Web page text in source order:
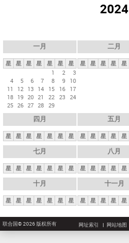
2024
一月
星 星 星 星 星 星
星
1
2
3
4
5 6 7 8 9
10
11
12 13 14 15 16
17
18 19 20 21 22 23 24
25 26 27 28 29
二月
星 星 星 星 星
四月
星 星 星 星 星 星 星
五月
星 星 星 星 星
七月
星 星 星 星 星 星 星
八月
星 星 星 星 星
十月
星 星 星 星 星 星 星
十一月
星 星 星 星 星
联合国© 2026 版权所有 网址索引 网站地图